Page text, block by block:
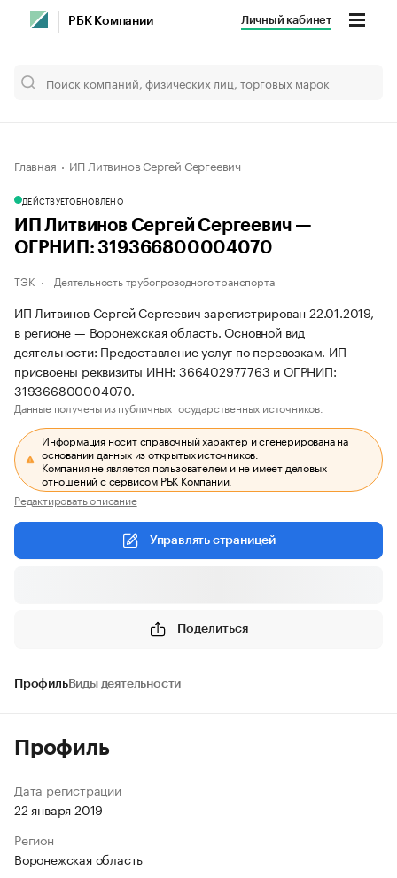
РБК Компании Личный кабинет
Главная ИП Литвинов Сергей Сергеевич
ДЕЙСТВУЕТОБНОВЛЕНО
ИП Литвинов Сергей Сергеевич —
ОГРНИП: 319366800004070
ТЭК Деятельность трубопроводного транспорта
ИП Литвинов Сергей Сергеевич зарегистрирован 22.01.2019,
в регионе — Воронежская область. Основной вид
деятельности: Предоставление услуг по перевозкам. ИП
присвоены реквизиты ИНН: 366402977763 и ОГРНИП:
319366800004070.
Данные получены из публичных государственных источников.
Информация носит справочный характер и сгенерирована на
основании данных из открытых источников.
Компания не является пользователем и не имеет деловых
отношений с сервисом РБК Компании.
Редактировать описание
Управлять страницей
Поделиться
ПрофильВиды деятельности
Профиль
Дата регистрации
22 января 2019
Регион
Воронежская область